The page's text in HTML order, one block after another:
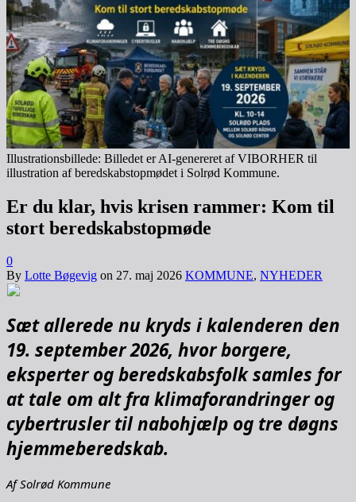
Illustrationsbillede: Billedet er AI-genereret af VIBORHER til
illustration af beredskabstopmødet i Solrød Kommune.
Er du klar, hvis krisen rammer: Kom til
stort beredskabstopmøde
0
By Lotte Bøgevig on 27. maj 2026 KOMMUNE, NYHEDER
Sæt allerede nu kryds i kalenderen den
19. september 2026, hvor borgere,
eksperter og beredskabsfolk samles for
at tale om alt fra klimaforandringer og
cybertrusler til nabohjælp og tre døgns
hjemmeberedskab.
Af Solrød Kommune